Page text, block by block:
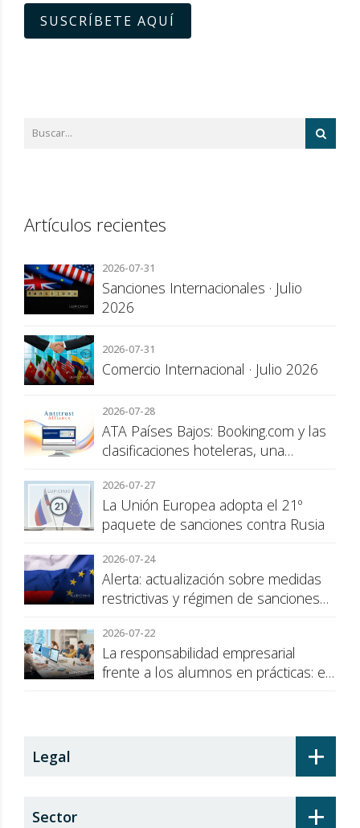
SUSCRÍBETE AQUÍ
Artículos recientes
2026-07-31
Sanciones Internacionales · Julio
2026
2026-07-31
Comercio Internacional · Julio 2026
2026-07-28
ATA Países Bajos: Booking.com y las
clasificaciones hoteleras, una
consumidor
2026-07-27
La Unión Europea adopta el 21º
paquete de sanciones contra Rusia
2026-07-24
Alerta: actualización sobre medidas
restrictivas y régimen de sanciones
2026-07-22
La responsabilidad empresarial
frente a los alumnos en prácticas: el
+
Legal
+
Sector